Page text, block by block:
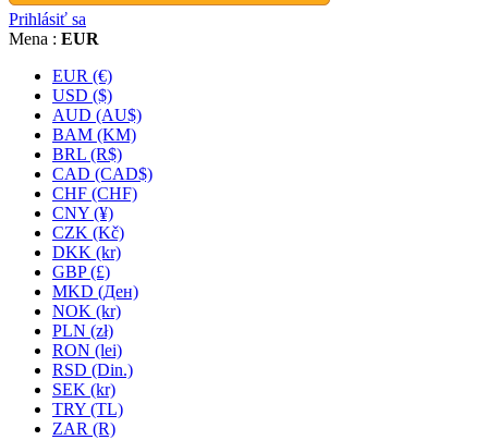
Prihlásiť sa
Mena : EUR
EUR (€)
USD ($)
AUD (AU$)
BAM (KM)
BRL (R$)
CAD (CAD$)
CHF (CHF)
CNY (¥)
CZK (Kč)
DKK (kr)
GBP (£)
MKD (Ден)
NOK (kr)
PLN (zł)
RON (lei)
RSD (Din.)
SEK (kr)
TRY (TL)
ZAR (R)